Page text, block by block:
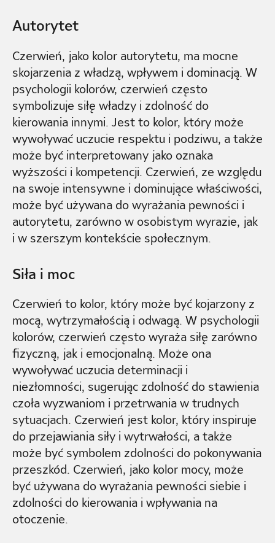
Autorytet
Czerwień, jako kolor autorytetu, ma mocne
skojarzenia z władzą, wpływem i dominacją. W
psychologii kolorów, czerwień często
symbolizuje siłę władzy i zdolność do
kierowania innymi. Jest to kolor, który może
wywoływać uczucie respektu i podziwu, a także
może być interpretowany jako oznaka
wyższości i kompetencji. Czerwień, ze względu
na swoje intensywne i dominujące właściwości,
może być używana do wyrażania pewności i
autorytetu, zarówno w osobistym wyrazie, jak
i w szerszym kontekście społecznym.
Siła i moc
Czerwień to kolor, który może być kojarzony z
mocą, wytrzymałością i odwagą. W psychologii
kolorów, czerwień często wyraża siłę zarówno
fizyczną, jak i emocjonalną. Może ona
wywoływać uczucia determinacji i
niezłomności, sugerując zdolność do stawienia
czoła wyzwaniom i przetrwania w trudnych
sytuacjach. Czerwień jest kolor, który inspiruje
do przejawiania siły i wytrwałości, a także
może być symbolem zdolności do pokonywania
przeszkód. Czerwień, jako kolor mocy, może
być używana do wyrażania pewności siebie i
zdolności do kierowania i wpływania na
otoczenie.